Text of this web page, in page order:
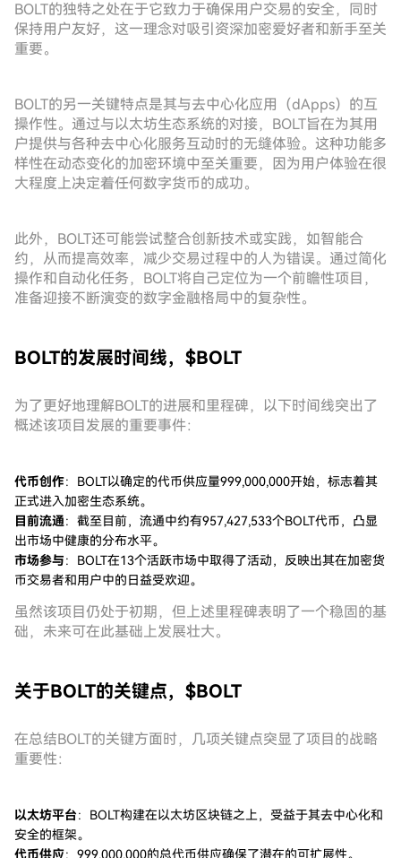
BOLT的独特之处在于它致力于确保用户交易的安全，同时
保持用户友好，这一理念对吸引资深加密爱好者和新手至关
重要。
BOLT的另一关键特点是其与去中心化应用（dApps）的互
操作性。通过与以太坊生态系统的对接，BOLT旨在为其用
户提供与各种去中心化服务互动时的无缝体验。这种功能多
样性在动态变化的加密环境中至关重要，因为用户体验在很
大程度上决定着任何数字货币的成功。
此外，BOLT还可能尝试整合创新技术或实践，如智能合
约，从而提高效率，减少交易过程中的人为错误。通过简化
操作和自动化任务，BOLT将自己定位为一个前瞻性项目，
准备迎接不断演变的数字金融格局中的复杂性。
BOLT的发展时间线，$BOLT
为了更好地理解BOLT的进展和里程碑，以下时间线突出了
概述该项目发展的重要事件：
代币创作：BOLT以确定的代币供应量999,000,000开始，标志着其
正式进入加密生态系统。
目前流通：截至目前，流通中约有957,427,533个BOLT代币，凸显
出市场中健康的分布水平。
市场参与：BOLT在13个活跃市场中取得了活动，反映出其在加密货
币交易者和用户中的日益受欢迎。
虽然该项目仍处于初期，但上述里程碑表明了一个稳固的基
础，未来可在此基础上发展壮大。
关于BOLT的关键点，$BOLT
在总结BOLT的关键方面时，几项关键点突显了项目的战略
重要性：
以太坊平台：BOLT构建在以太坊区块链之上，受益于其去中心化和
安全的框架。
代币供应：999,000,000的总代币供应确保了潜在的可扩展性。